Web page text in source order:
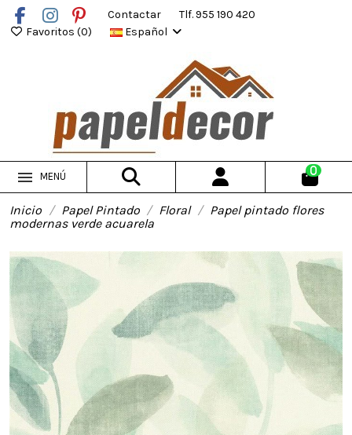
Contactar
Tlf. 955 190 420
Favoritos (0) Español
MENÚ 0
Inicio Papel Pintado Floral
Papel pintado flores
modernas verde acuarela